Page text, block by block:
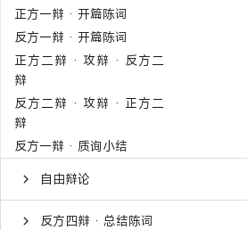
正方一辩 · 开篇陈词
反方一辩 · 开篇陈词
正方二辩 · 攻辩 · 反方二
辩
反方二辩 · 攻辩 · 正方二
辩
反方一辩 · 质询小结
自由辩论
反方四辩 · 总结陈词